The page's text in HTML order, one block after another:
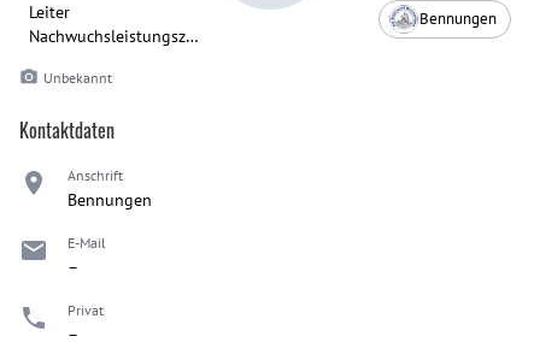
Leiter
Nachwuchsleistungszentrum
Bennungen
Unbekannt
Kontaktdaten
Anschrift
Bennungen
E-Mail
–
Privat
–